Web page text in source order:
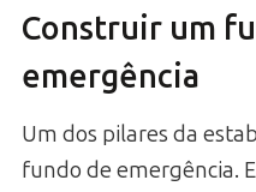
Construir um
emergência
Um dos pilares da
fundo de emergência.